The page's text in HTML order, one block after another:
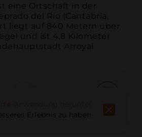
eine Ortschaft in der
del Río (Cantabria,
liegt auf 840 Metern über
und ist 4,8 Kilometer
Arroyal
E-MailErlebnis zu haben